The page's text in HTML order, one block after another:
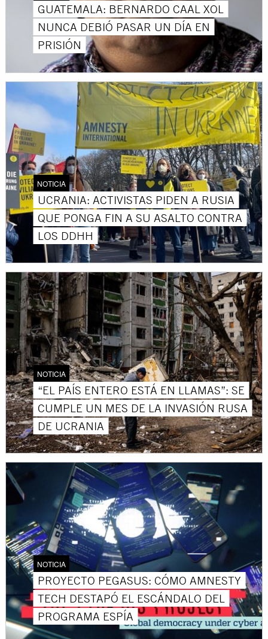
GUATEMALA: BERNARDO CAAL XOL
NUNCA DEBIÓ PASAR UN DÍA EN
PRISIÓN
NOTICIA
UCRANIA: ACTIVISTAS PIDEN A RUSIA
QUE PONGA FIN A SU ASALTO CONTRA
LOS DDHH
NOTICIA
“EL PAÍS ENTERO ESTÁ EN LLAMAS”: SE
CUMPLE UN MES DE LA INVASIÓN RUSA
DE UCRANIA
NOTICIA
PROYECTO PEGASUS: CÓMO AMNESTY
TECH DESTAPÓ EL ESCÁNDALO DEL
PROGRAMA ESPÍA